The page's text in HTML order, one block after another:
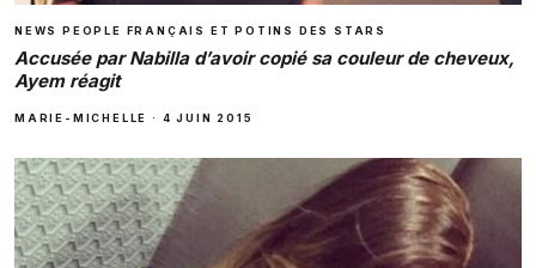
NEWS PEOPLE FRANÇAIS ET POTINS DES STARS
Accusée par Nabilla d’avoir copié sa couleur de cheveux,
Ayem réagit
MARIE-MICHELLE · 4 JUIN 2015